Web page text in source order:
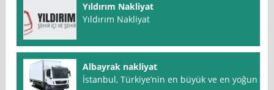
Yıldırım Nakliyat
Yıldırım Nakliyat
Albayrak nakliyat
İstanbul, Türkiye’nin en büyük ve en yoğun